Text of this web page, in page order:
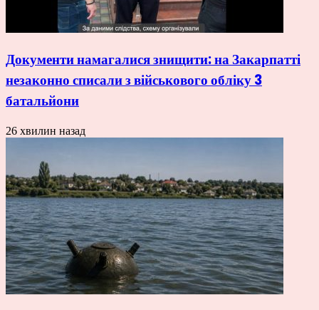
Документи намагалися знищити: на Закарпатті
незаконно списали з військового обліку 3
батальйони
26 хвилин назад